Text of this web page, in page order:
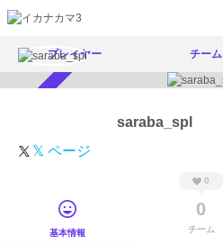
プレイヤー チーム
saraba_spl
𝕏 ページ
基本情報
0
0
チーム